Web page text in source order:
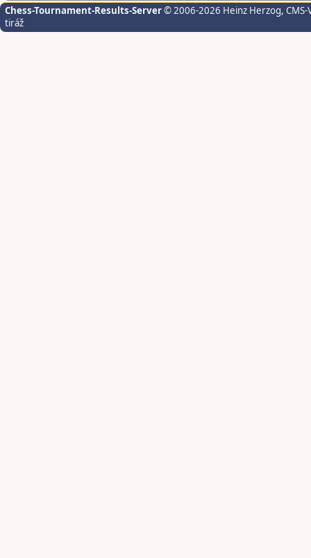
Chess-Tournament-Results-Server© 2006-2026 Heinz Herzog,
tiráž